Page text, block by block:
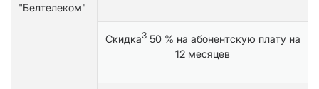
"Белтелеком"
Скидка350 % на абонентскую плату на
12 месяцев